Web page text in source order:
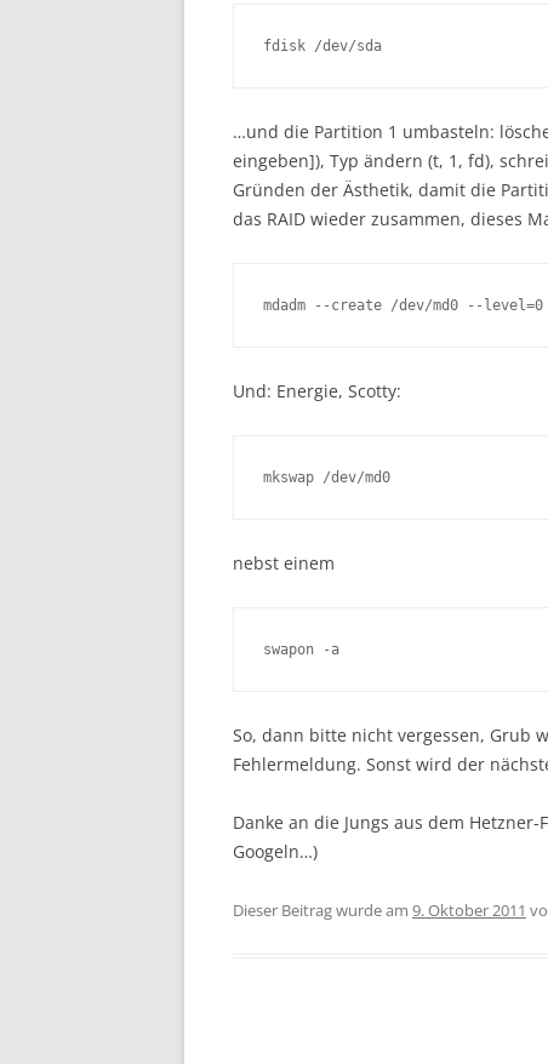
fdisk /dev/sda
…und die Partition 1 umbasteln:
eingeben]), Typ ändern (t, 1, fd),
Gründen der Ästhetik, damit die
das RAID wieder zusammen, dieses
mdadm --create /dev/md0 --
Und: Energie, Scotty:
mkswap /dev/md0
nebst einem
swapon -a
So, dann bitte nicht vergessen, Grub
Fehlermeldung. Sonst wird der
Danke an die Jungs aus dem
Googeln…)
Dieser Beitrag wurde am 9. Oktober 2011